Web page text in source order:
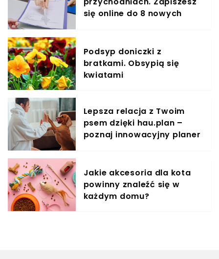
się online do 8 nowych
Podsyp doniczki z
bratkami. Obsypią się
kwiatami
Lepsza relacja z Twoim
psem dzięki hau.plan –
poznaj innowacyjny planer
Jakie akcesoria dla kota
powinny znaleźć się w
każdym domu?